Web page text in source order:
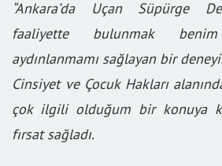
“Ankara’da Uçan Süpürge
faaliyette bulunmak
aydınlanmamı sağlayan bir
Cinsiyet ve Çocuk Hakları
çok ilgili olduğum bir konuya
fırsat sağladı.